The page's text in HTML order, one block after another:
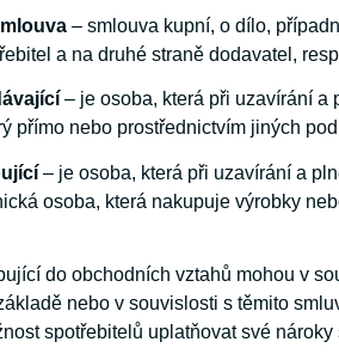
– smlouva kupní, o dílo,
a na druhé straně dodavatel,
– je osoba, která při uzavírání
přímo nebo prostřednictvím jiných
– je osoba, která při uzavírání a
osoba, která nakupuje výrobky
do obchodních vztahů mohou v
nebo v souvislosti s těmito
spotřebitelů uplatňovat své nároky